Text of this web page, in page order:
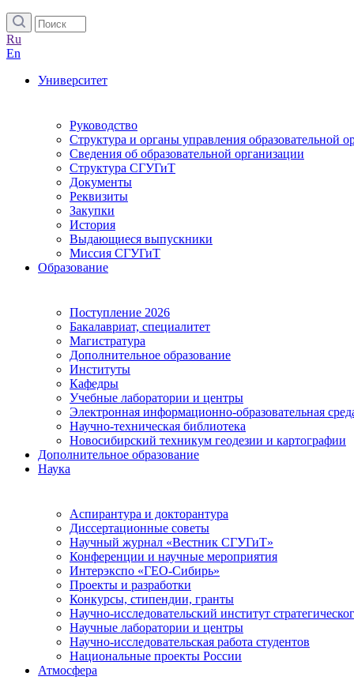
Ru
En
Университет
Руководство
Структура и органы управления образовательной
Сведения об образовательной организации
Структура СГУГиТ
Документы
Реквизиты
Закупки
История
Выдающиеся выпускники
Миссия СГУГиТ
Образование
Поступление 2026
Бакалавриат, специалитет
Магистратура
Дополнительное образование
Институты
Кафедры
Учебные лаборатории и центры
Электронная информационно-образовательная
Научно-техническая библиотека
Новосибирский техникум геодезии и картографии
Дополнительное образование
Наука
Аспирантура и докторантура
Диссертационные советы
Научный журнал «Вестник СГУГиТ»
Конференции и научные мероприятия
Интерэкспо «ГЕО-Сибирь»
Проекты и разработки
Конкурсы, стипендии, гранты
Научно-исследовательский институт
Научные лаборатории и центры
Научно-исследовательская работа студентов
Национальные проекты России
Атмосфера